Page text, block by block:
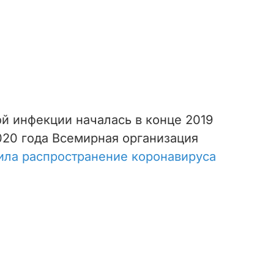
инфекции началась в конце 2019
года Всемирная организация
распространение коронавируса